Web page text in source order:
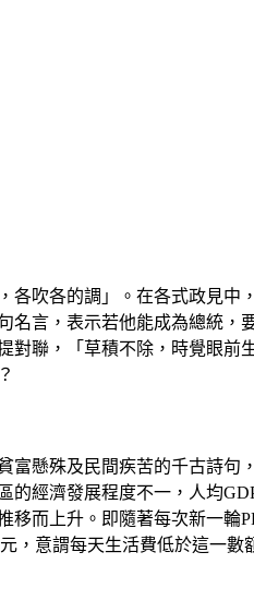
吹各的調」。在各式政見
言，表示若他能成為總統，
聯，「草積不除，時覺眼
懸殊及民間疾苦的千古詩
經濟發展程度不一，人均
而上升。即隨著每次新一輪
，意謂每天生活費低於這一